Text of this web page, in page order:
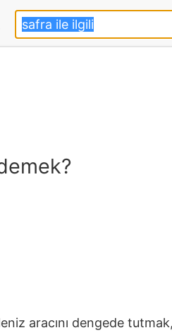
aracını dengede